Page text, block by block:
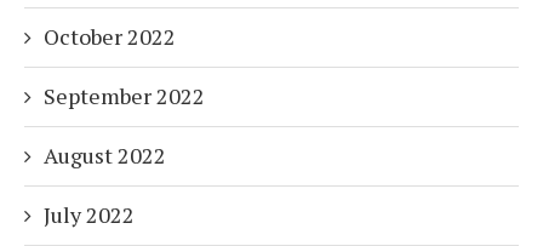
October 2022
September 2022
August 2022
July 2022